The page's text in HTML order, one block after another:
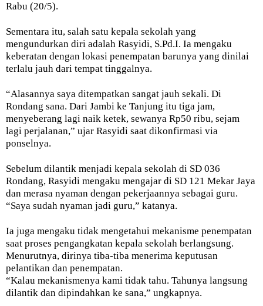
Rabu (20/5).
Sementara itu, salah satu kepala sekolah yang
mengundurkan diri adalah Rasyidi, S.Pd.I. Ia mengaku
keberatan dengan lokasi penempatan barunya yang dinilai
terlalu jauh dari tempat tinggalnya.
“Alasannya saya ditempatkan sangat jauh sekali. Di
Rondang sana. Dari Jambi ke Tanjung itu tiga jam,
menyeberang lagi naik ketek, sewanya Rp50 ribu, sejam
lagi perjalanan,” ujar Rasyidi saat dikonfirmasi via
ponselnya.
Sebelum dilantik menjadi kepala sekolah di SD 036
Rondang, Rasyidi mengaku mengajar di SD 121 Mekar Jaya
dan merasa nyaman dengan pekerjaannya sebagai guru.
“Saya sudah nyaman jadi guru,” katanya.
Ia juga mengaku tidak mengetahui mekanisme penempatan
saat proses pengangkatan kepala sekolah berlangsung.
Menurutnya, dirinya tiba-tiba menerima keputusan
pelantikan dan penempatan.
“Kalau mekanismenya kami tidak tahu. Tahunya langsung
dilantik dan dipindahkan ke sana,” ungkapnya.